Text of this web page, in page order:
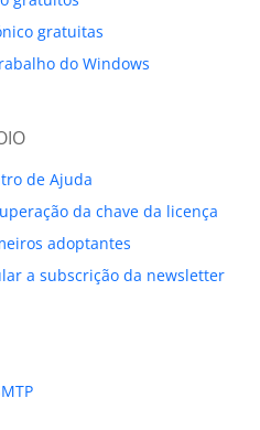
gratuitas
do Windows
de Ajuda
da chave da licença
adoptantes
a subscrição da newsletter